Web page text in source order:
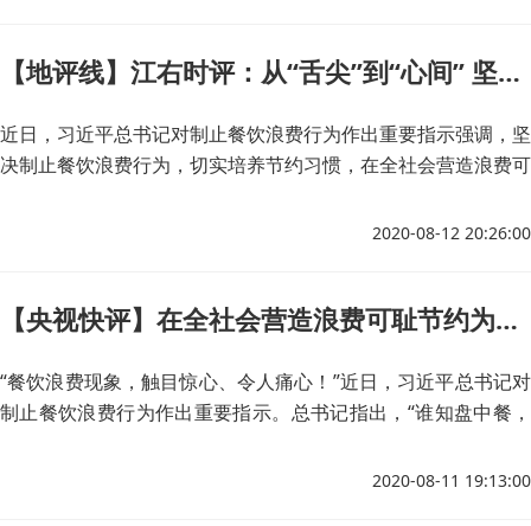
【地评线】江右时评：从“舌尖”到“心间” 坚决制止餐饮浪费行为
近日，习近平总书记对制止餐饮浪费行为作出重要指示强调，坚
决制止餐饮浪费行为，切实培养节约习惯，在全社会营造浪费可
尖上的浪费”，强调粮食安全问题，可谓意义重大！2020-08-12 20:26:00
【央视快评】在全社会营造浪费可耻节约为荣的氛围
“餐饮浪费现象，触目惊心、令人痛心！”近日，习近平总书记对
制止餐饮浪费行为作出重要指示。总书记指出，“谁知盘中餐，
终要有危机意识，今年全球新冠肺炎疫情所带来的影响更是给我
2020-08-11 19:13:00